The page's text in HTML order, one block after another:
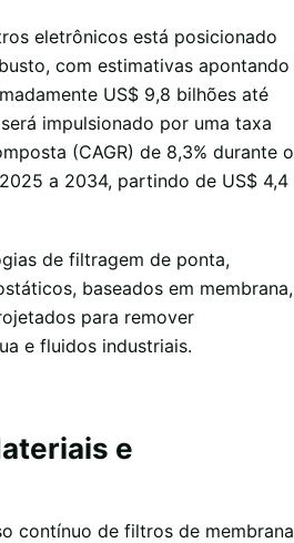
eletrônicos está posicionado
com estimativas apontando
US$ 9,8 bilhões até
impulsionado por uma taxa
(CAGR) de 8,3% durante o
a 2034, partindo de US$ 4,4
de filtragem de ponta,
baseados em membrana,
para remover
e fluidos industriais.
e
contínuo de filtros de membrana